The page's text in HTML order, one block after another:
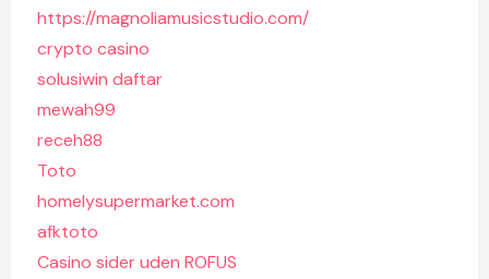
https://magnoliamusicstudio.com/
crypto casino
solusiwin daftar
mewah99
receh88
Toto
homelysupermarket.com
afktoto
Casino sider uden ROFUS